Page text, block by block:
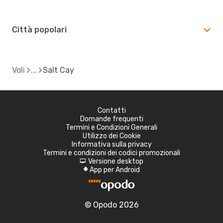
Città popolari
Voli Salt Cay
Contatti
Domande frequenti
Termini e Condizioni Generali
Utilizzo dei Cookie
Informativa sulla privacy
Termini e condizioni dei codici promozionali
d Versione desktop
A App per Android
© Opodo 2026